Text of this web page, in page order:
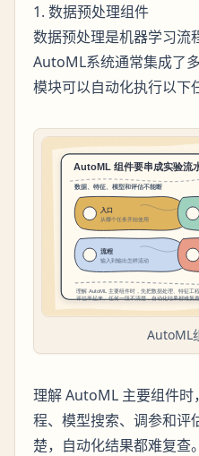
1. 数据预处理组件
数据预处理是机器学习流
AutoML系统通常集成了
模块可以自动化执行以下
AutoML
理解 AutoML 主要组件
程、模型搜索、调参和评
楚，自动化结果都难复查。